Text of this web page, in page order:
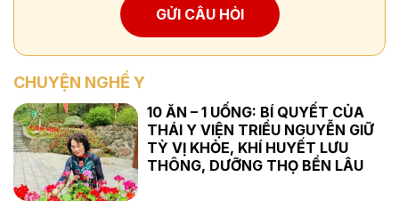
GỬI CÂU HỎI
CHUYỆN NGHỀ Y
10 ĂN – 1 UỐNG: BÍ QUYẾT CỦA
THÁI Y VIỆN TRIỀU NGUYỄN GIỮ
TỲ VỊ KHỎE, KHÍ HUYẾT LƯU
THÔNG, DƯỠNG THỌ BỀN LÂU